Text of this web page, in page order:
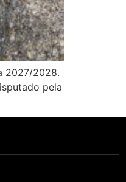
2027/2028.
pela